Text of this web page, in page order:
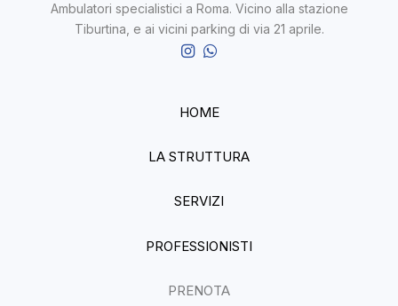
Ambulatori specialistici a Roma. Vicino alla stazione
Tiburtina, e ai vicini parking di via 21 aprile.
HOME
LA STRUTTURA
SERVIZI
PROFESSIONISTI
PRENOTA